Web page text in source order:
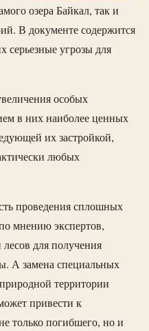
озера Байкал, так и
В документе содержится
угрозы для
особых
в них наиболее ценных
их застройкой,
любых
проведения сплошных
мнению экспертов,
для получения
А замена специальных
территории
привести к
только погибшего, но и